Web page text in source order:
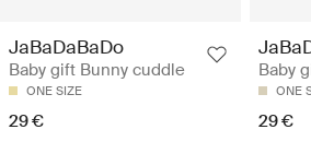
JaBaDaBaDo
Baby gift Bunny cuddle
ONE SIZE
29 €
Baby
ONE
29 €